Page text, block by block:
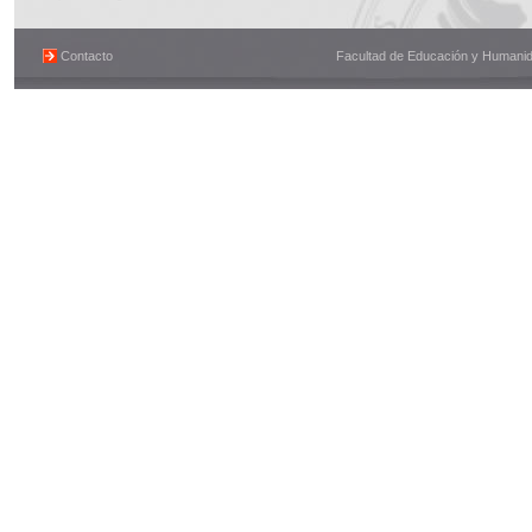
Contacto Facultad de Educación y